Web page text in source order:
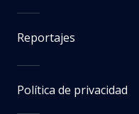
Reportajes
Política de privacidad